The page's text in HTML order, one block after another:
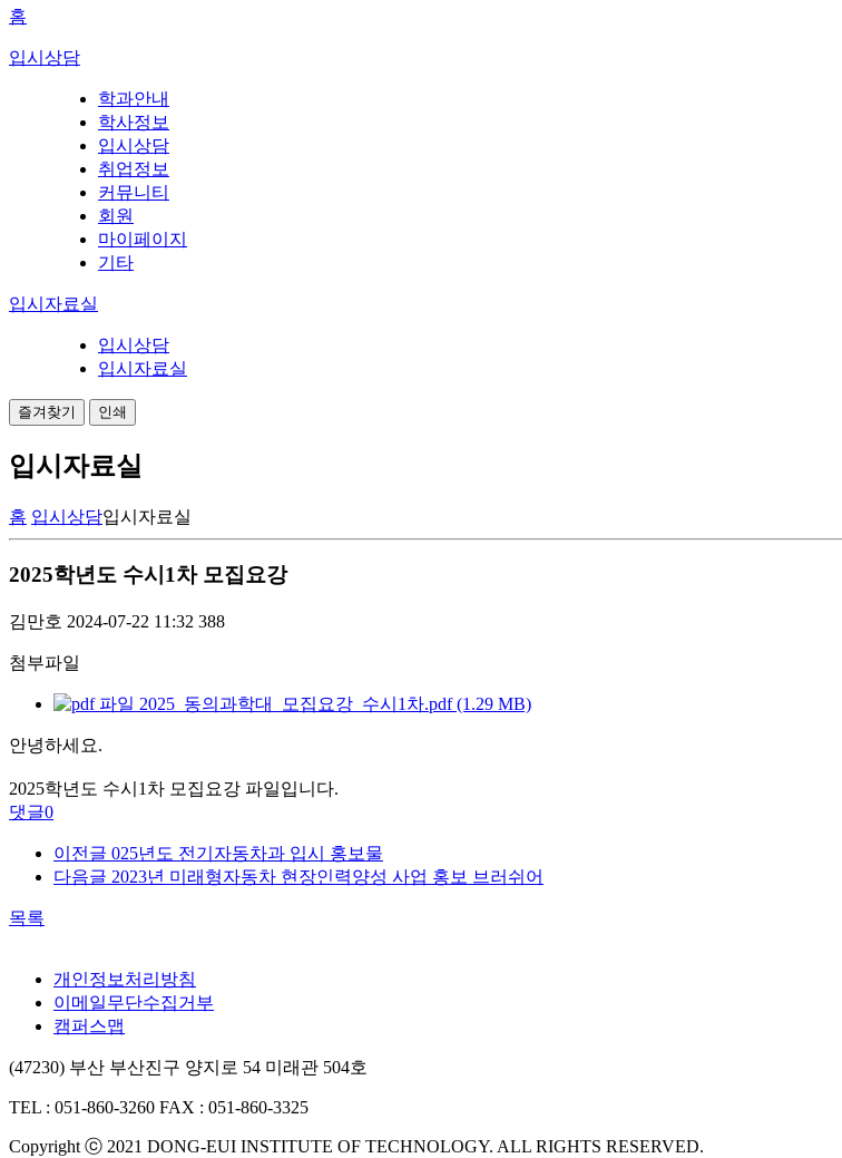
홈
입시상담
학과안내
학사정보
입시상담
취업정보
커뮤니티
회원
마이페이지
기타
입시자료실
입시상담
입시자료실
즐겨찾기 인쇄
입시자료실
홈 입시상담입시자료실
2025학년도 수시1차 모집요강
김만호 2024-07-22 11:32 388
첨부파일
2025_동의과학대_모집요강_수시1차.pdf (1.29 MB)
안녕하세요.
2025학년도 수시1차 모집요강 파일입니다.
댓글0
이전글 025년도 전기자동차과 입시 홍보물
다음글 2023년 미래형자동차 현장인력양성 사업 홍보 브러쉬어
목록
개인정보처리방침
이메일무단수집거부
캠퍼스맵
(47230) 부산 부산진구 양지로 54 미래관 504호
TEL : 051-860-3260 FAX : 051-860-3325
Copyright ⓒ 2021 DONG-EUI INSTITUTE OF TECHNOLOGY. ALL RIGHTS RESERVED.